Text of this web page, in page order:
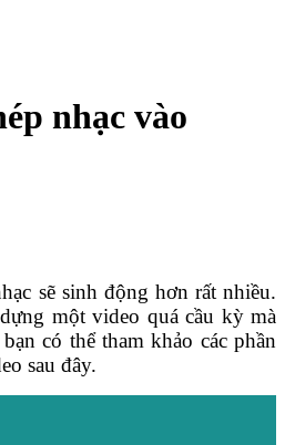
nhạc vào
sẽ sinh động hơn rất nhiều.
một video quá cầu kỳ mà
có thể tham khảo các phần
sau đây.